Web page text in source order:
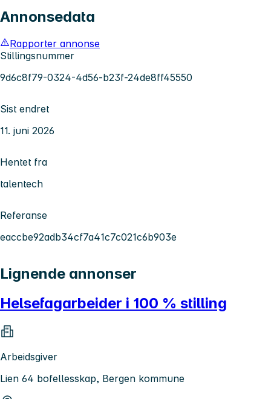
Annonsedata
Rapporter annonse
Stillingsnummer
9d6c8f79-0324-4d56-b23f-24de8ff45550
Sist endret
11. juni 2026
Hentet fra
talentech
Referanse
eaccbe92adb34cf7a41c7c021c6b903e
Lignende annonser
Helsefagarbeider i 100 % stilling
Arbeidsgiver
Lien 64 bofellesskap, Bergen kommune